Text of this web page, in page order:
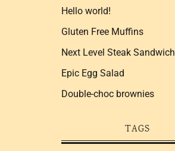
Hello world!
Gluten Free Muffins
Next Level Steak Sandwich
Epic Egg Salad
Double-choc brownies
TAGS